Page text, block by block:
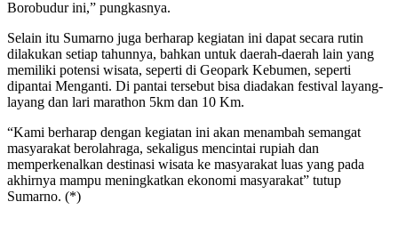
Borobudur ini,” pungkasnya.
Selain itu Sumarno juga berharap kegiatan ini dapat secara rutin
dilakukan setiap tahunnya, bahkan untuk daerah-daerah lain yang
memiliki potensi wisata, seperti di Geopark Kebumen, seperti
dipantai Menganti. Di pantai tersebut bisa diadakan festival layang-
layang dan lari marathon 5km dan 10 Km.
“Kami berharap dengan kegiatan ini akan menambah semangat
masyarakat berolahraga, sekaligus mencintai rupiah dan
memperkenalkan destinasi wisata ke masyarakat luas yang pada
akhirnya mampu meningkatkan ekonomi masyarakat” tutup
Sumarno. (*)